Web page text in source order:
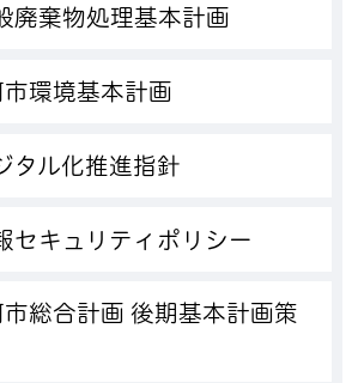
廃棄物処理基本計画
環境基本計画
タル化推進指針
セキュリティポリシー
総合計画 後期基本計画策